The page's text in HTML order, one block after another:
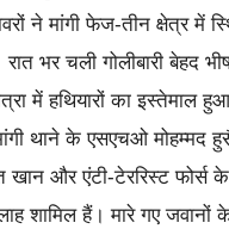
ने मांगी फेज-तीन क्षेत्र में
रात भर चली गोलीबारी बेहद
में हथियारों का इस्तेमाल
थाने के एसएचओ मोहम्मद
और एंटी-टेररिस्ट फोर्स के
शामिल हैं। मारे गए जवानों